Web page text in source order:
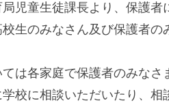
児童生徒課長より、保護者
生のみなさん及び保護者
は各家庭で保護者のみなさ
校に相談いただいたり、